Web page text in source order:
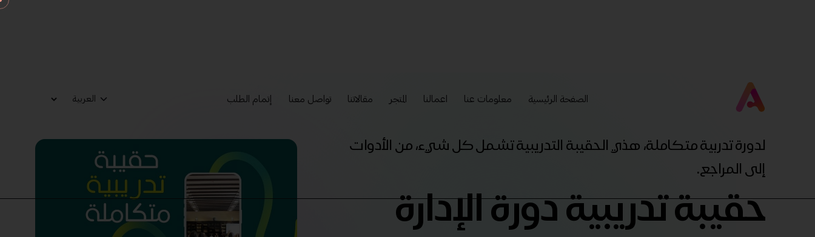
الصفحة الرئيسية معلومات عنا اعمالنا المتجر مقالاتنا تواصل معنا إتمام الطلب
لدورة تدربية متكاملة، هذي الحقيبة التدريبية تشمل كل شيء، من الأدوات
إلى المراجع.
حقيبة تدريبية دورة الإدارة